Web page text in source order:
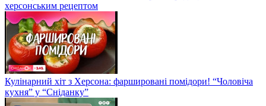
херсонським рецептом
Кулінарний хіт з Херсона: фаршировані помідори! “Чоловіча
кухня” у “Сніданку”